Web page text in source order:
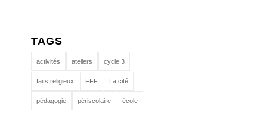
TAGS
activités ateliers cycle 3
faits religieux FFF Laïcité
pédagogie périscolaire école